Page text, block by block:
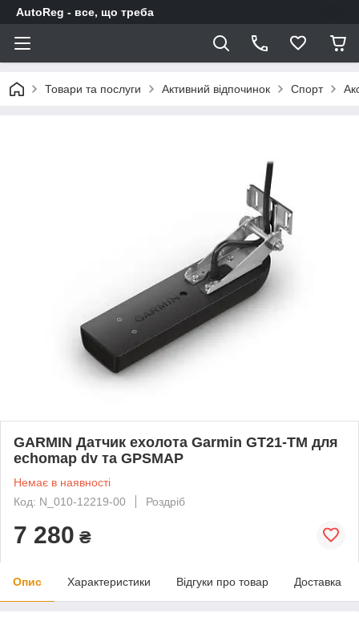
AutoReg - все, що треба
Товари та послуги Активний відпочинок Спорт
GARMIN Датчик ехолота Garmin GT21-TM для
echomap dv та GPSMAP
Немає в наявності
Код: N_010-12219-00
Роздріб
7 280 ₴
Опис Характеристики Відгуки про товар Доставка